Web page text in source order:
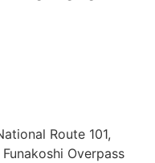
Route 101,
Overpass